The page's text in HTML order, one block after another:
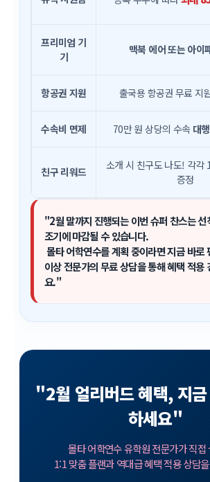
프리미엄 기
기
맥북 에어 또는 아이
항공권 지원 출국용 항공권 무료 지
수속비 면제 70만 원 상당의 수속 대
친구 리워드
소개 시 친구도 나도! 각각
증정
"2월 말까지 진행되는 이번 슈퍼 찬스는 선
조기에 마감될 수 있습니다.
몰타 어학연수를 계획 중이라면 지금 바로
이상 전문가의 무료 상담을 통해 혜택 적용
요."
"2월 얼리버드 혜택, 지
하세요"
몰타 어학연수 유학원 전문가가 직접
1:1 맞춤 플랜과 역대급 혜택 적용 상담